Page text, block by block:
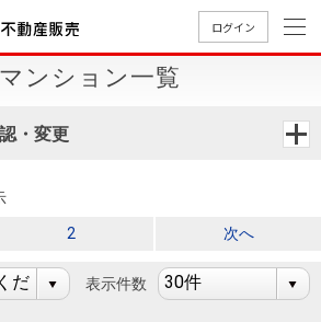
ログイン
ンション一覧
・変更
2 次へ
表示件数